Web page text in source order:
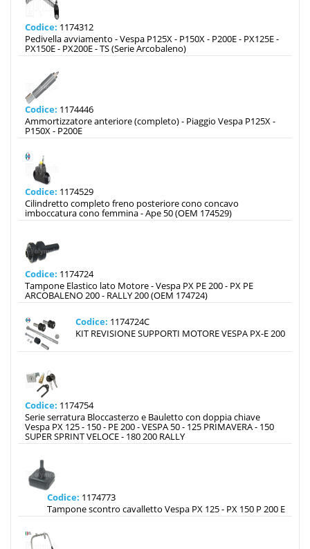
Codice: 1174312
Pedivella avviamento - Vespa P125X - P150X - P200E - PX125E -
PX150E - PX200E - TS (Serie Arcobaleno)
Codice: 1174446
Ammortizzatore anteriore (completo) - Piaggio Vespa P125X -
P150X - P200E
Codice: 1174529
Cilindretto completo freno posteriore cono concavo
imboccatura cono femmina - Ape 50 (OEM 174529)
Codice: 1174724
Tampone Elastico lato Motore - Vespa PX PE 200 - PX PE
ARCOBALENO 200 - RALLY 200 (OEM 174724)
Codice: 1174724C
KIT REVISIONE SUPPORTI MOTORE VESPA PX-E 200
Codice: 1174754
Serie serratura Bloccasterzo e Bauletto con doppia chiave
Vespa PX 125 - 150 - PE 200 - VESPA 50 - 125 PRIMAVERA - 150
SUPER SPRINT VELOCE - 180 200 RALLY
Codice: 1174773
Tampone scontro cavalletto Vespa PX 125 - PX 150 P 200 E